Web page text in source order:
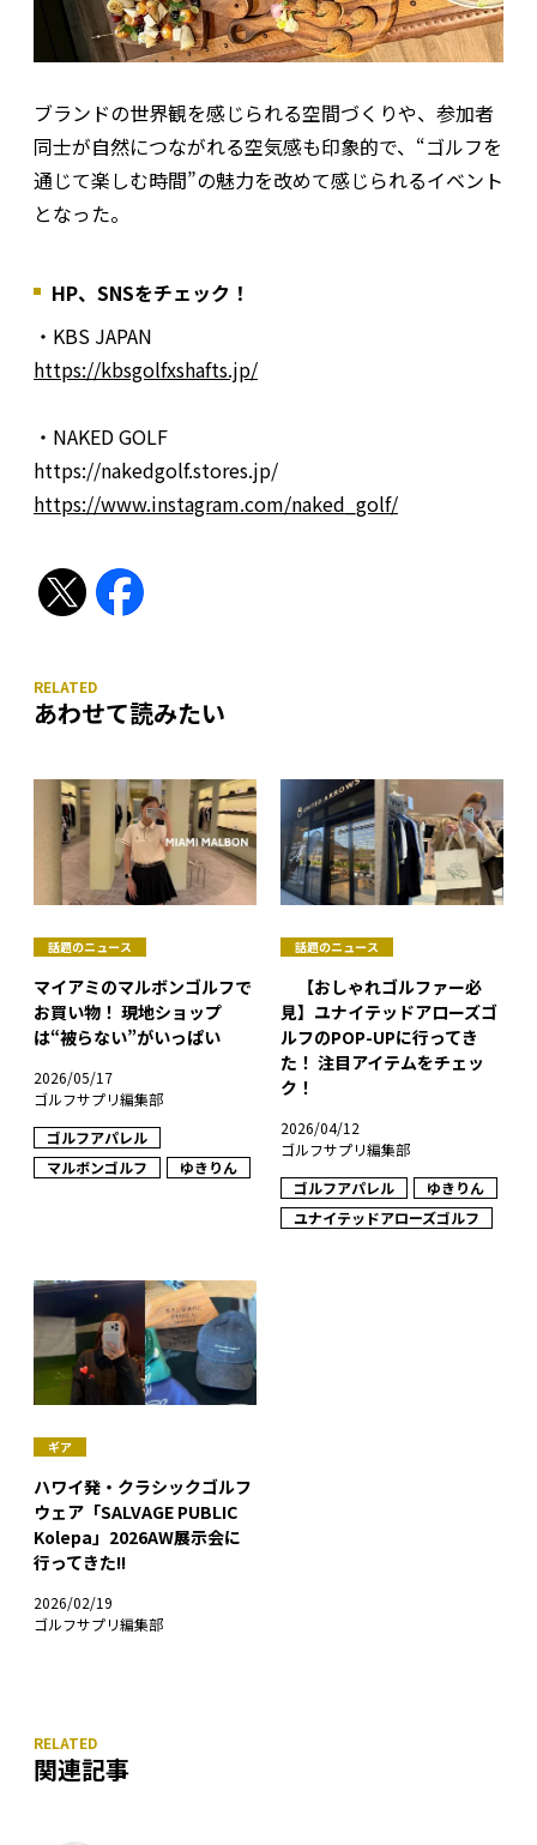
ブランドの世界観を感じられる空間づくりや、参加者
同士が自然につながれる空気感も印象的で、“ゴルフを
通じて楽しむ時間”の魅力を改めて感じられるイベント
となった。
HP、SNSをチェック！
・KBS JAPAN
https://kbsgolfxshafts.jp/
・NAKED GOLF
https://nakedgolf.stores.jp/
https://www.instagram.com/naked_golf/
あわせて読みたい
話題のニュース
マイアミのマルボンゴルフで
お買い物！ 現地ショップ
は“被らない”がいっぱい
2026/05/17
ゴルフサプリ編集部
ゴルフアパレル
マルボンゴルフ
ゆきりん
話題のニュース
【おしゃれゴルファー必
見】ユナイテッドアローズゴ
ルフのPOP-UPに行ってき
た！ 注目アイテムをチェッ
ク！
2026/04/12
ゴルフサプリ編集部
ゴルフアパレル
ゆきりん
ユナイテッドアローズゴルフ
ギア
ハワイ発・クラシックゴルフ
ウェア「SALVAGE PUBLIC
Kolepa」2026AW展示会に
行ってきた!!
2026/02/19
ゴルフサプリ編集部
関連記事